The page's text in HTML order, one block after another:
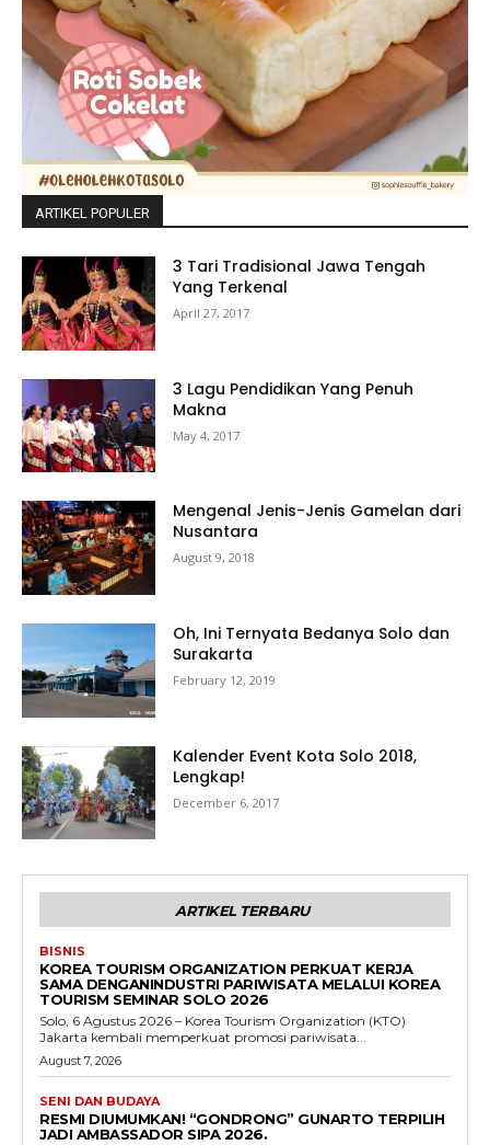
ARTIKEL POPULER
3 Tari Tradisional Jawa Tengah
Yang Terkenal
April 27, 2017
3 Lagu Pendidikan Yang Penuh
Makna
May 4, 2017
Mengenal Jenis-Jenis Gamelan dari
Nusantara
August 9, 2018
Oh, Ini Ternyata Bedanya Solo dan
Surakarta
February 12, 2019
Kalender Event Kota Solo 2018,
Lengkap!
December 6, 2017
ARTIKEL TERBARU
BISNIS
KOREA TOURISM ORGANIZATION PERKUAT KERJA
SAMA DENGANINDUSTRI PARIWISATA MELALUI KOREA
TOURISM SEMINAR SOLO 2026
Solo, 6 Agustus 2026 – Korea Tourism Organization (KTO)
Jakarta kembali memperkuat promosi pariwisata...
August 7, 2026
SENI DAN BUDAYA
RESMI DIUMUMKAN! “GONDRONG” GUNARTO TERPILIH
JADI AMBASSADOR SIPA 2026.